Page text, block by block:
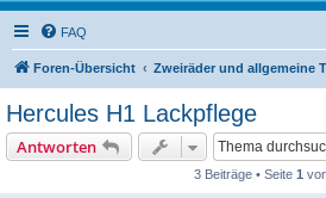
FAQ
Foren-Übersicht Zweiräder und allgemeine
Hercules H1 Lackpflege
Antworten
3 Beiträge • Seite 1